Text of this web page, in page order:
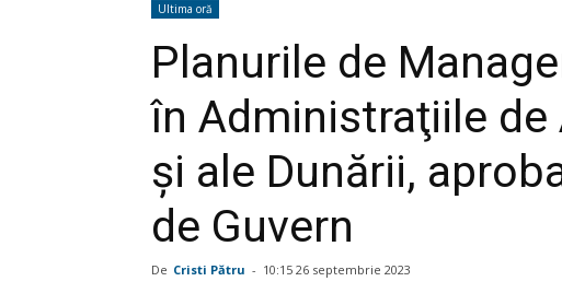
Ultima oră
Planurile de
în Administraţiile de
şi ale Dunării,
de Guvern
De Cristi Pătru - 10:15 26 septembrie 2023